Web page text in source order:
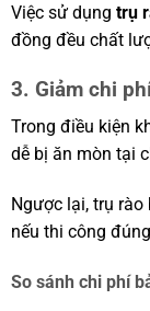
Việc sử dụng trụ
đồng đều chất
3. Giảm chi
Trong điều kiện
dễ bị ăn mòn tại
Ngược lại, trụ
nếu thi công
So sánh chi phí